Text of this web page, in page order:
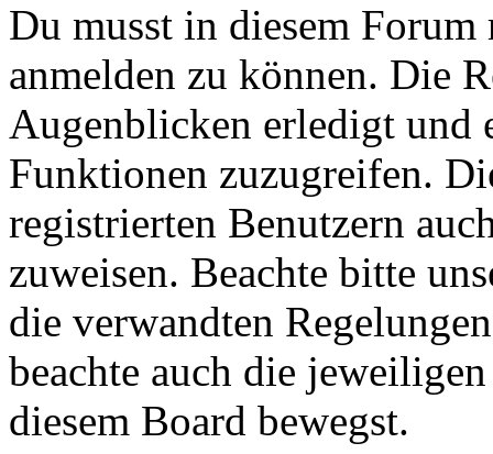
Du musst in diesem
anmelden zu können. Die
Augenblicken erledigt und
Funktionen zuzugreifen.
registrierten Benutzern
zuweisen. Beachte bitte
die verwandten
beachte auch die
diesem Board bewegst.